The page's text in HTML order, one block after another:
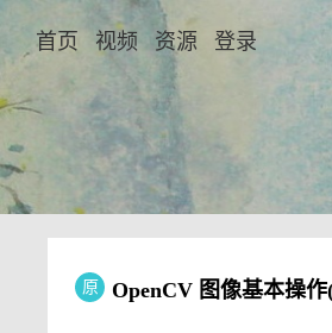
首页 视频 资源 登录
原 OpenCV 图像基本操